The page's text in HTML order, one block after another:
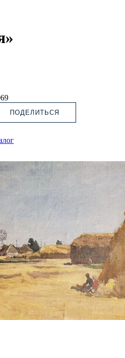
ПОДЕЛИТЬСЯ